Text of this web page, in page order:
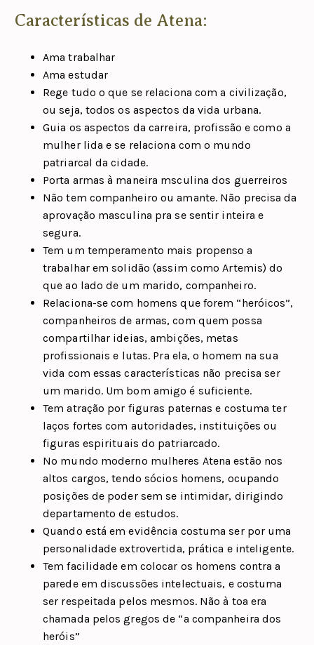
Características de Atena:
Ama trabalhar
Ama estudar
Rege tudo o que se relaciona com a civilização,
ou seja, todos os aspectos da vida urbana.
Guia os aspectos da carreira, profissão e como a
mulher lida e se relaciona com o mundo
patriarcal da cidade.
Porta armas à maneira msculina dos guerreiros
Não tem companheiro ou amante. Não precisa da
aprovação masculina pra se sentir inteira e
segura.
Tem um temperamento mais propenso a
trabalhar em solidão (assim como Artemis) do
que ao lado de um marido, companheiro.
Relaciona-se com homens que forem “heróicos”,
companheiros de armas, com quem possa
compartilhar ideias, ambições, metas
profissionais e lutas. Pra ela, o homem na sua
vida com essas características não precisa ser
um marido. Um bom amigo é suficiente.
Tem atração por figuras paternas e costuma ter
laços fortes com autoridades, instituições ou
figuras espirituais do patriarcado.
No mundo moderno mulheres Atena estão nos
altos cargos, tendo sócios homens, ocupando
posições de poder sem se intimidar, dirigindo
departamento de estudos.
Quando está em evidência costuma ser por uma
personalidade extrovertida, prática e inteligente.
Tem facilidade em colocar os homens contra a
parede em discussões intelectuais, e costuma
ser respeitada pelos mesmos. Não à toa era
chamada pelos gregos de “a companheira dos
heróis”